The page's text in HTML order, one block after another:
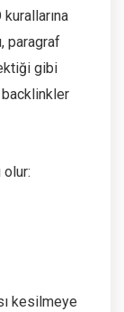
kurallarına
paragraf
gibi
backlinkler
kesilmeye